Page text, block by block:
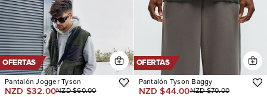
OFERTAS
Pantalón Jogger Tyson
NZD $32.00NZD $60.00
OFERTAS
Pantalón Tyson Baggy
NZD $44.00NZD $70.00